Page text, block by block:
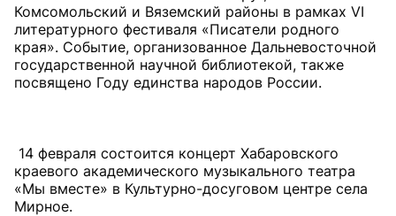
Комсомольский и Вяземский районы в рамках VI
литературного фестиваля «Писатели родного
края». Событие, организованное Дальневосточной
государственной научной библиотекой, также
посвящено Году единства народов России.
14 февраля состоится концерт Хабаровского
краевого академического музыкального театра
«Мы вместе» в Культурно-досуговом центре села
Мирное.